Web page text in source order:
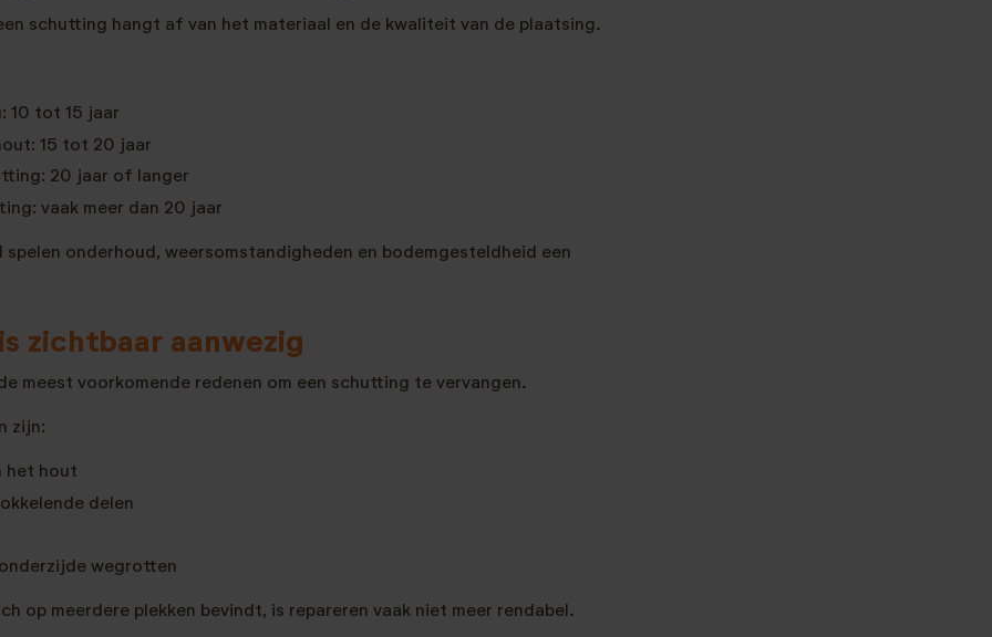
schutting hangt af van het materiaal en de kwaliteit van de plaatsing.
10 tot 15 jaar
15 tot 20 jaar
20 jaar of langer
vaak meer dan 20 jaar
spelen onderhoud, weersomstandigheden en bodemgesteldheid een
zichtbaar aanwezig
meest voorkomende redenen om een schutting te vervangen.
zijn:
het hout
delen
wegrotten
op meerdere plekken bevindt, is repareren vaak niet meer rendabel.